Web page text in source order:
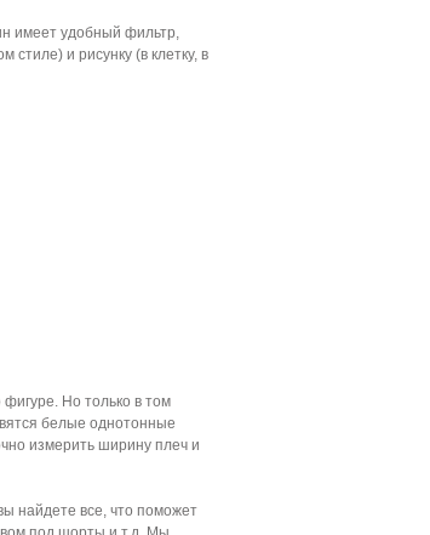
имеет удобный фильтр,
и рисунку (в клетку, в
Но только в том
белые однотонные
измерить ширину плеч и
найдете все, что поможет